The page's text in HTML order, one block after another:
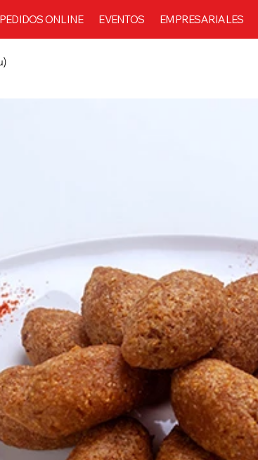
PEDIDOS ONLINE EVENTOS EMPRESARIALES